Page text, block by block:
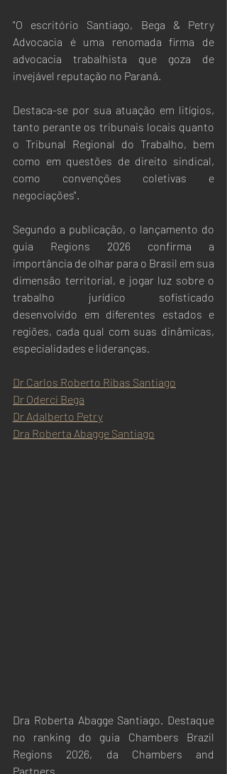
"O escritório Santiago, Bega & Petry
Advocacia é uma renomada firma de
advocacia trabalhista que goza de
invejável reputação no Paraná.
Destaca-se por sua atuação em litígios,
tanto perante os tribunais locais quanto
o Tribunal Regional do Trabalho, bem
como em questões de direito sindical,
como convenções coletivas e
negociações".
Segundo a publicação, o lançamento do
guia Regions 2026 confirma a
importância de olhar para o Brasil em sua
dimensão territorial, e jogar luz sobre o
trabalho jurídico sofisticado
desenvolvido em diferentes estados e
regiões, cada qual com suas dinâmicas,
especialidades e lideranças.
Dr Carlos Roberto Ribas Santiago
Dr Oderci Bega
Dr Adalberto Petry
Dra Roberta Abagge Santiago
Dra Roberta Abagge Santiago. Destaque
no ranking do guia Chambers Brazil
Regions 2026, da Chambers and
Partners.